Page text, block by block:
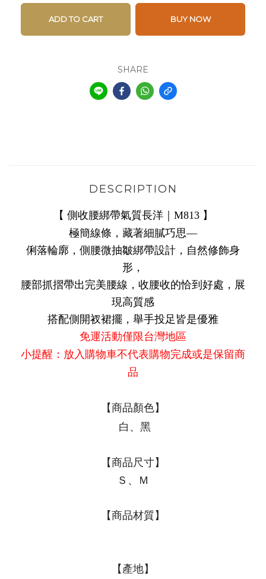
ADD TO CART BUY NOW
SHARE
DESCRIPTION
【 側收腰綁帶氣質長洋｜M813 】
極簡線條，藏著細膩巧思—
俐落輪廓，側腰微抽皺綁帶設計，自然修飾身
形，
腰部抓摺帶出完美腰線，收腰收的恰到好處，展
現高質感
搭配側開衩裙擺，舉手投足皆是優雅
免運活動僅限台灣地區
小提醒：放入購物車不代表購物完成或是保留商
品
【商品顏色】
白、黑
【商品尺寸】
Ｓ、Ｍ
【商品材質】
【產地】